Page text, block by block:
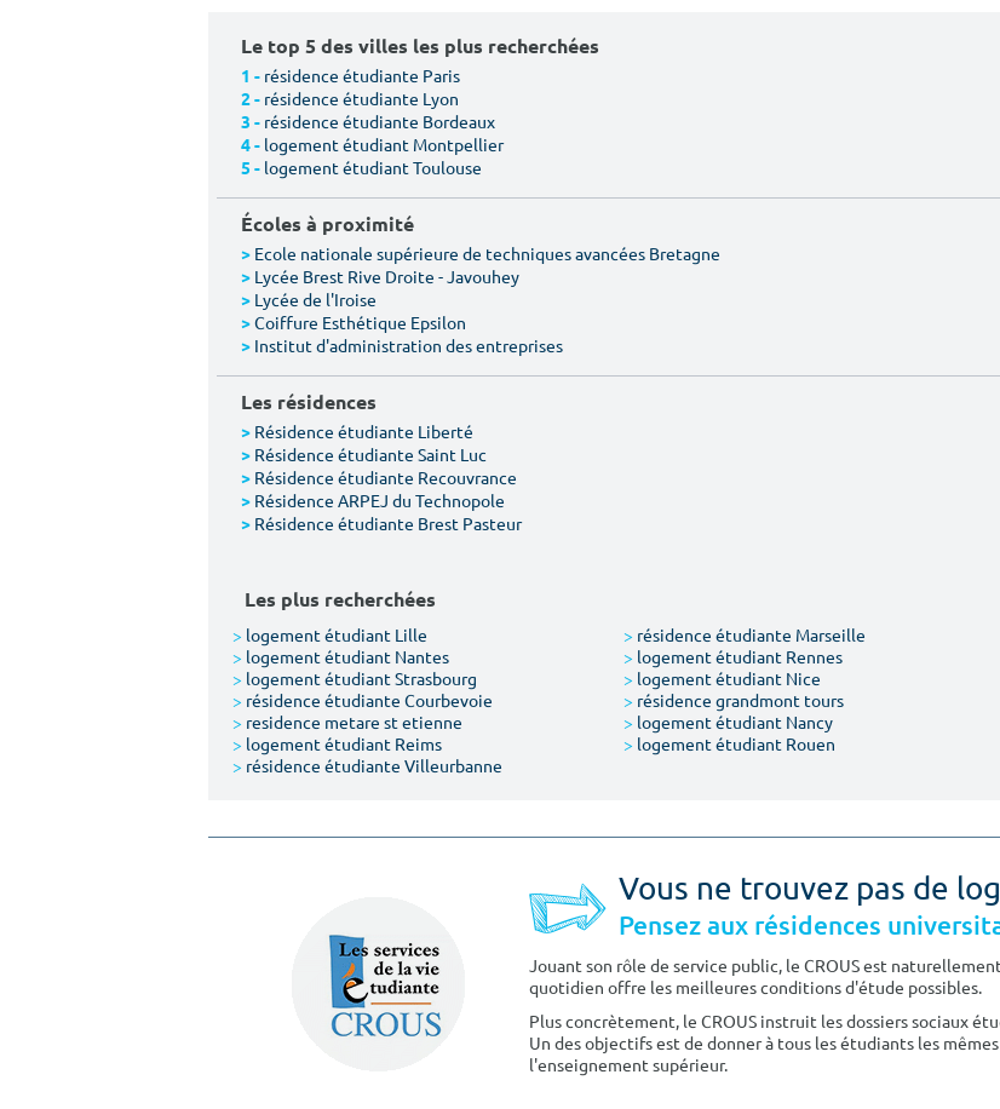
Le top 5 des villes les plus recherchées
1 - résidence étudiante Paris
2 - résidence étudiante Lyon
3 - résidence étudiante Bordeaux
4 - logement étudiant Montpellier
5 - logement étudiant Toulouse
Écoles à proximité
> Ecole nationale supérieure de techniques avancées Bretagne
> Lycée Brest Rive Droite - Javouhey
> Lycée de l'Iroise
>Coiffure Esthétique Epsilon
> Institut d'administration des entreprises
Les résidences
> Résidence étudiante Liberté
> Résidence étudiante Saint Luc
> Résidence étudiante Recouvrance
> Résidence ARPEJ du Technopole
> Résidence étudiante Brest Pasteur
Les plus recherchées
> logement étudiant Lille > résidence étudiante Marseille
> logement étudiant Nantes > logement étudiant Rennes
> logement étudiant Strasbourg > logement étudiant Nice
> résidence étudiante Courbevoie > résidence grandmont tours
> residence metare st etienne > logement étudiant Nancy
> logement étudiant Reims > logement étudiant Rouen
> résidence étudiante Villeurbanne
Vous ne trouvez pas de
Pensez aux résidences
Jouant son rôle de service public, le CROUS est
quotidien offre les meilleures conditions d'étude possibles.
Plus concrètement, le CROUS instruit les dossiers sociaux
Un des objectifs est de donner à tous les étudiants les
l'enseignement supérieur.